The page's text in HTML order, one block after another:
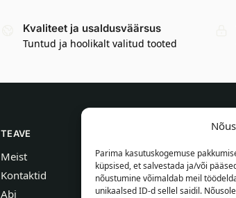
Parima kasutuskogemuse
küpsised, et salvestada ja/või
nõustumine võimaldab meil
unikaalsed ID-d sellel saidil.
Kvaliteet ja usaldusväärsus
Tuntud ja hoolikalt valitud tooted
TEAVE
Meist
Kontaktid
Abi